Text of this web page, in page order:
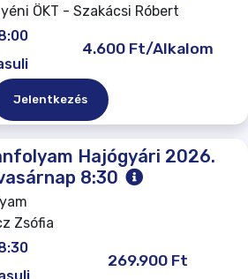
ÖKT - Szakácsi Róbert
4.600 Ft/Alkalom
Jelentkezés
Hajógyári 2026.
8:30
Zsófia
269.900 Ft